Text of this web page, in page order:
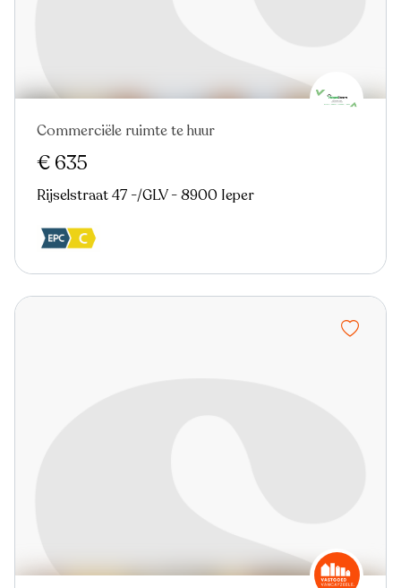
Commerciële ruimte te huur
€ 635
Rijselstraat 47 -/GLV - 8900 Ieper